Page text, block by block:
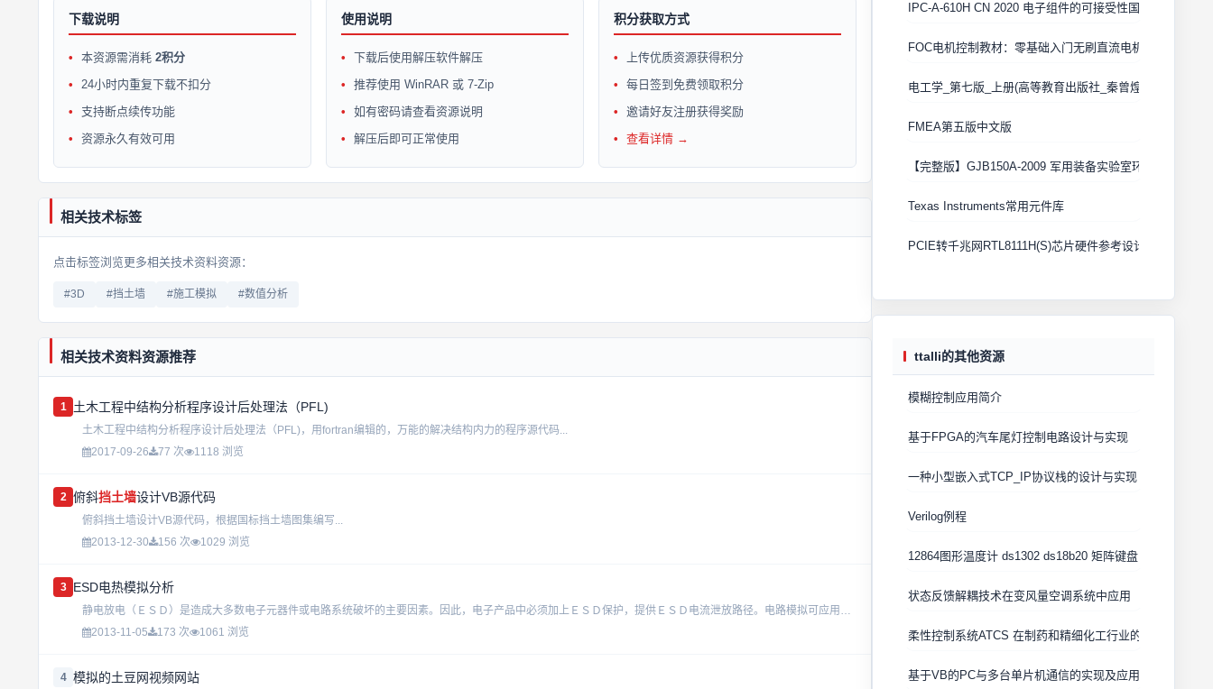
下载说明
本资源需消耗 2积分
24小时内重复下载不扣分
支持断点续传功能
资源永久有效可用
使用说明
下载后使用解压软件解压
推荐使用 WinRAR 或 7-Zip
如有密码请查看资源说明
解压后即可正常使用
积分获取方式
上传优质资源获得积分
每日签到免费领取积分
邀请好友注册获得奖励
查看详情 →
相关技术标签
点击标签浏览更多相关技术资料资源：
#3D #挡土墙 #施工模拟 #数值分析
相关技术资料资源推荐
1 土木工程中结构分析程序设计后处理法（PFL)
土木工程中结构分析程序设计后处理法（PFL)，用fortran编辑的，万能的解决结构内力的程序源代码...
2017-09-26
77 次 1118 浏览
2 俯斜挡土墙设计VB源代码
俯斜挡土墙设计VB源代码，根据国标挡土墙图集编写...
2013-12-30
156 次 1029 浏览
3 ESD电热模拟分析
静电放电（ＥＳＤ）是造成大多数电子元器件或电路系统破坏的主要因素。因此，电子产品中必须加上ＥＳＤ保护，提供ＥＳＤ电流泄放路径。电路模拟可应用于设计和优化新型ＥＳＤ保护电路，使ＥＳＤ保护器件的设计不再停...
2013-11-05
173 次 1061 浏览
4 模拟的土豆网视频网站
IPC-A-610H CN 2020 电子组件的可接受性国际验收标准
FOC电机控制教材：零基础入门无刷直流电机矢量控制技
电工学_第七版_上册(高等教育出版社_秦曾煌版)
FMEA第五版中文版
【完整版】GJB150A-2009 军用装备实验室环境试验方法
Texas Instruments常用元件库
PCIE转千兆网RTL8111H(S)芯片硬件参考设计 Cadence原
ttalli的其他资源
模糊控制应用简介
基于FPGA的汽车尾灯控制电路设计与实现
一种小型嵌入式TCP_IP协议栈的设计与实现
Verilog例程
12864图形温度计 ds1302 ds18b20 矩阵键盘
状态反馈解耦技术在变风量空调系统中应用
柔性控制系统ATCS 在制药和精细化工行业的应用
基于VB的PC与多台单片机通信的实现及应用